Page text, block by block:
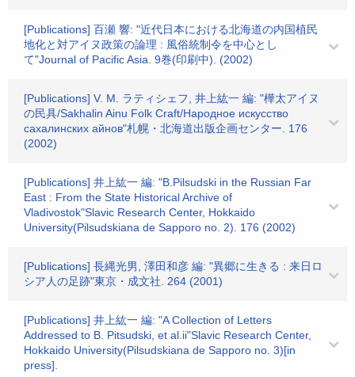
[Publications] 百瀬 響: "近代日本における北海道の内国植民
地化と対アイヌ政策の論理 : 風俗統制令を中心とし
て"Journal of Pacific Asia. 9巻(印刷中). (2002)
[Publications] V. M. ラティシェフ, 井上紘一 編: "樺太アイヌ
の民具/Sakhalin Ainu Folk Craft/Народное искусство
сахалинских айнов"札幌・北海道出版企画センター. 176
(2002)
[Publications] 井上紘一 編: "B.Pilsudski in the Russian Far
East : From the State Historical Archive of
Vladivostok"Slavic Research Center, Hokkaido
University(Pilsudskiana de Sapporo no. 2). 176 (2002)
[Publications] 長縄光男, 澤田和彦 編: "異郷に生きる : 来日ロ
シア人の足跡"東京・成文社. 264 (2001)
[Publications] 井上紘一 編: "A Collection of Letters
Addressed to B. Pitsudski, et al.ii"Slavic Research Center,
Hokkaido University(Pilsudskiana de Sapporo no. 3)[in
press].